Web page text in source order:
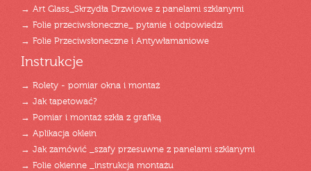
→ Art Glass_Skrzydła Drzwiowe z panelami szklanymi
→ Folie przeciwsłoneczne_ pytanie i odpowiedzi
→ Folie Przeciwsłoneczne i Antywłamaniowe
Instrukcje
→ Rolety - pomiar okna i montaż
→ Jak tapetować?
→ Pomiar i montaż szkła z grafiką
→ Aplikacja oklein
→ Jak zamówić _szafy przesuwne z panelami szklanymi
→ Folie okienne _instrukcja montażu